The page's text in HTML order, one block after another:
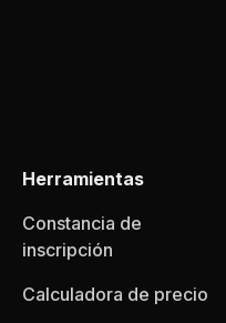
Herramientas
Constancia de
inscripción
Calculadora de precio